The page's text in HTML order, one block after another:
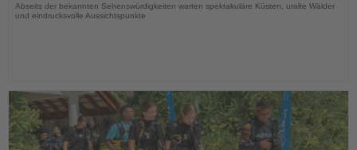
Abseits der bekannten Sehenswürdigkeiten warten spektakuläre Küsten, uralte Wälder
und eindrucksvolle Aussichtspunkte